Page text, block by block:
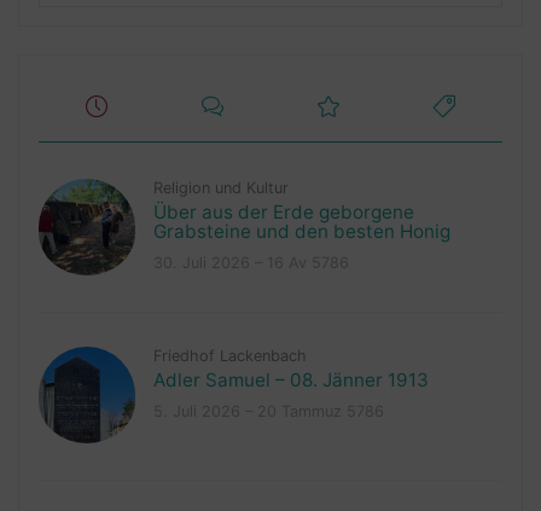
Religion und Kultur
Über aus der Erde geborgene
Grabsteine und den besten Honig
Friedhof Lackenbach
Adler Samuel – 08. Jänner 1913